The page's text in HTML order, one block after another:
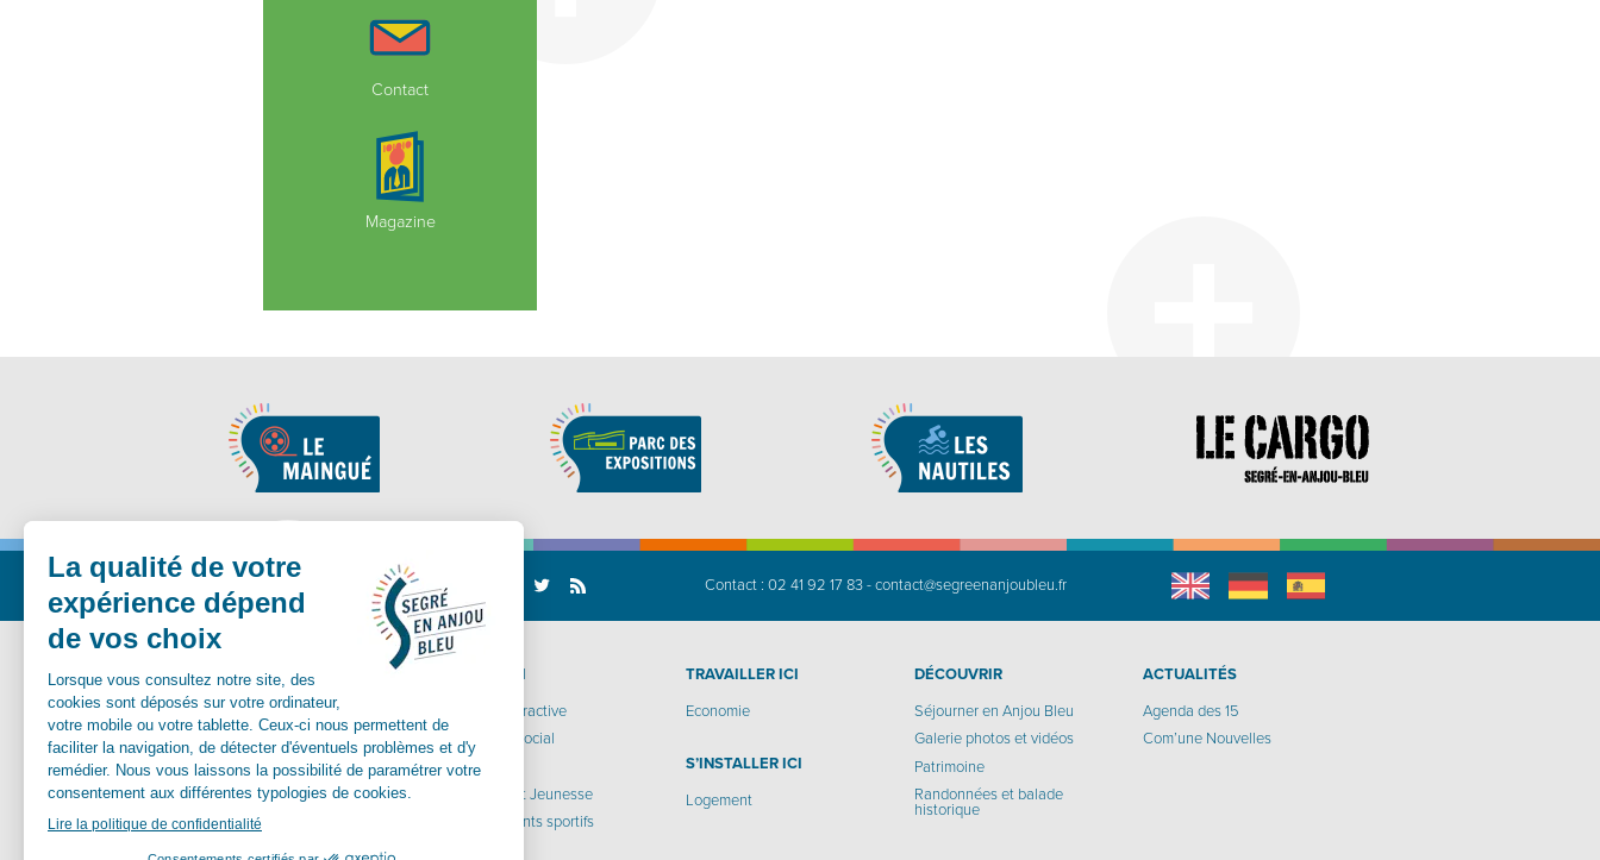
Contact
Magazine
Nous suivre Contact :02 41 92 17 83-contact@segreenanjoubleu.fr
English Allemandespagnol
MA MAIRIE
Communes déléguées
Conseil Municipal
Vos démarches
Services municipaux
Urbanisme
VIVRE ICI
Carte interactive
Santé et social
Aînés
Enfance et Jeunesse
Equipements sportifs
TRAVAILLER ICI
Economie
S’INSTALLER ICI
Logement
DÉCOUVRIR
Séjourner en Anjou Bleu
Galerie photos et vidéos
Patrimoine
Randonnées et balade
historique
ACTUALITÉS
Agenda des 15
Com’une Nouvelles